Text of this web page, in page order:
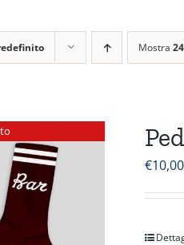
Mostra
€10,00